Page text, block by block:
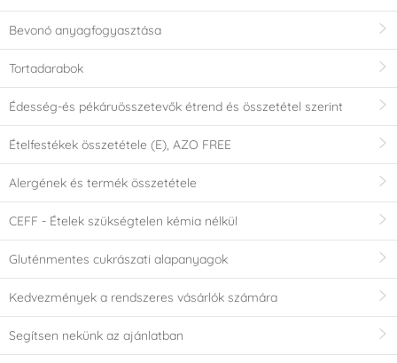
Bevonó anyagfogyasztása
Tortadarabok
Édesség-és pékáruösszetevők étrend és összetétel szerint
Ételfestékek összetétele (E), AZO FREE
Alergének és termék összetétele
CEFF - Ételek szükségtelen kémia nélkül
Gluténmentes cukrászati alapanyagok
Kedvezmények a rendszeres vásárlók számára
Segítsen nekünk az ajánlatban